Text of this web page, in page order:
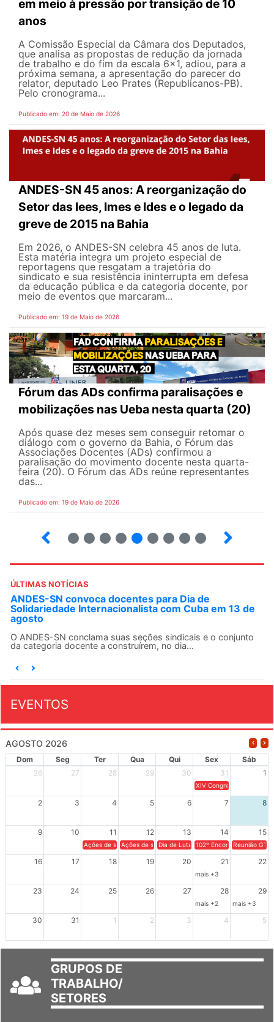
em meio à pressão por transição de 10
anos
A Comissão Especial da Câmara dos Deputados,
que analisa as propostas de redução da jornada
de trabalho e do fim da escala 6x1, adiou, para a
próxima semana, a apresentação do parecer do
relator, deputado Leo Prates (Republicanos-PB).
Pelo cronograma...
Publicado em: 20 de Maio de 2026
ANDES-SN 45 anos: A reorganização do
Setor das Iees, Imes e Ides e o legado da
greve de 2015 na Bahia
Em 2026, o ANDES-SN celebra 45 anos de luta.
Esta matéria integra um projeto especial de
reportagens que resgatam a trajetória do
sindicato e sua resistência ininterrupta em defesa
da educação pública e da categoria docente, por
meio de eventos que marcaram...
Publicado em: 19 de Maio de 2026
Fórum das ADs confirma paralisações e
mobilizações nas Ueba nesta quarta (20)
Após quase dez meses sem conseguir retomar o
diálogo com o governo da Bahia, o Fórum das
Associações Docentes (ADs) confirmou a
paralisação do movimento docente nesta quarta-
feira (20). O Fórum das ADs reúne representantes
das...
Publicado em: 19 de Maio de 2026
ÚLTIMAS NOTÍCIAS
ANDES-SN convoca docentes para Dia de
Solidariedade Internacionalista com Cuba em 13 de
agosto
O ANDES-SN conclama suas seções sindicais e o conjunto
da categoria docente a construírem, no dia...
EVENTOS
AGOSTO 2026
Dom Seg Ter Qua Qui Sex
Sáb
26
27 28 29 30 31 1
XIV Congresso Brasileiro
2 3 4 5 6 7 8
9 10 11 12 13 14 15
Ações de solidariedade a Cuba no Rio Grande do Sul - 100
Ações de solidariedade a Cuba no Rio Grande do
Dia de Luta em Defesa de Cuba e da
102º Encontro da
Reunião
16 17 18 19 20 21 22
mais +3
23 24 25 26 27 28 29
mais +2 mais +3
30 31 1 2 3 4 5
GRUPOS DE
TRABALHO/
SETORES